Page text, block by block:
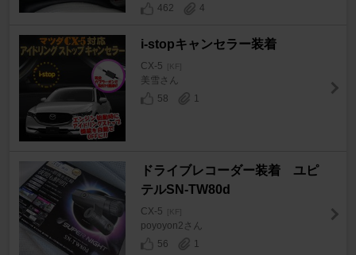
462 4
i-stopキャンセラー装着
CX-5 [KF]
美雪さん
58
1
ドライブレコーダー装着 ユピ
テルSN-TW80d
CX-5 [KF]
poyoyon2さん
56
1